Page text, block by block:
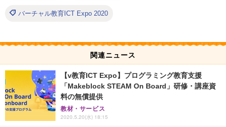
バーチャル教育ICT Expo 2020
関連ニュース
【v教育ICT Expo】プログラミング教育支援
「Makeblock STEAM On Board」研修・講座資
料の無償提供
教材・サービス
2020.5.20(水) 18:15